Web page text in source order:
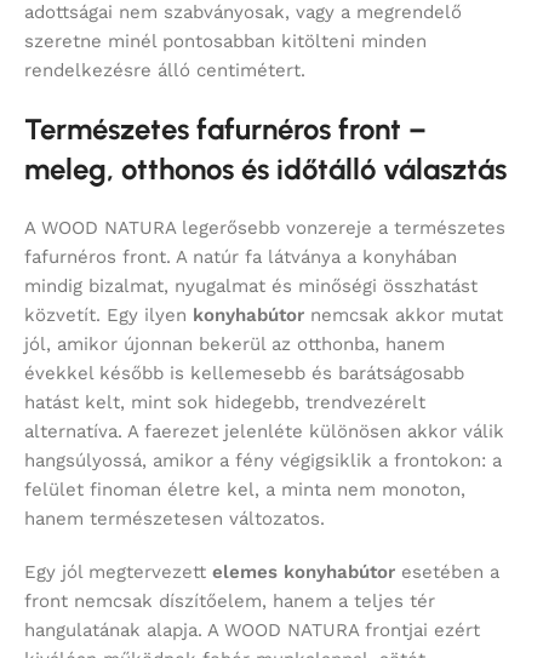
adottságai nem szabványosak, vagy a megrendelő
szeretne minél pontosabban kitölteni minden
rendelkezésre álló centimétert.
Természetes fafurnéros front –
meleg, otthonos és időtálló választás
A WOOD NATURA legerősebb vonzereje a természetes
fafurnéros front. A natúr fa látványa a konyhában
mindig bizalmat, nyugalmat és minőségi összhatást
közvetít. Egy ilyen konyhabútor nemcsak akkor mutat
jól, amikor újonnan bekerül az otthonba, hanem
évekkel később is kellemesebb és barátságosabb
hatást kelt, mint sok hidegebb, trendvezérelt
alternatíva. A faerezet jelenléte különösen akkor válik
hangsúlyossá, amikor a fény végigsiklik a frontokon: a
felület finoman életre kel, a minta nem monoton,
hanem természetesen változatos.
Egy jól megtervezett elemes konyhabútor esetében a
front nemcsak díszítőelem, hanem a teljes tér
hangulatának alapja. A WOOD NATURA frontjai ezért